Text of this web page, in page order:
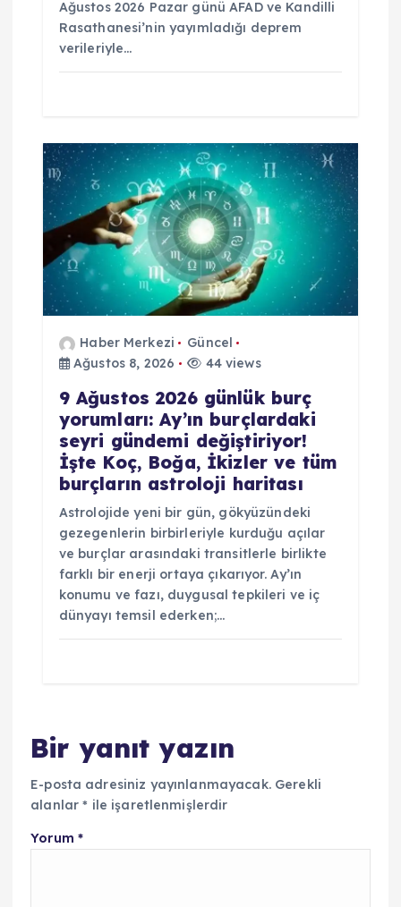
Ağustos 2026 Pazar günü AFAD ve Kandilli
Rasathanesi’nin yayımladığı deprem
verileriyle…
Haber Merkezi
Güncel
Ağustos 8, 2026
44 views
9 Ağustos 2026 günlük burç
yorumları: Ay’ın burçlardaki
seyri gündemi değiştiriyor!
İşte Koç, Boğa, İkizler ve tüm
burçların astroloji haritası
Astrolojide yeni bir gün, gökyüzündeki
gezegenlerin birbirleriyle kurduğu açılar
ve burçlar arasındaki transitlerle birlikte
farklı bir enerji ortaya çıkarıyor. Ay’ın
konumu ve fazı, duygusal tepkileri ve iç
dünyayı temsil ederken;…
Bir yanıt yazın
E-posta adresiniz yayınlanmayacak. Gerekli
alanlar* ile işaretlenmişlerdir
Yorum *